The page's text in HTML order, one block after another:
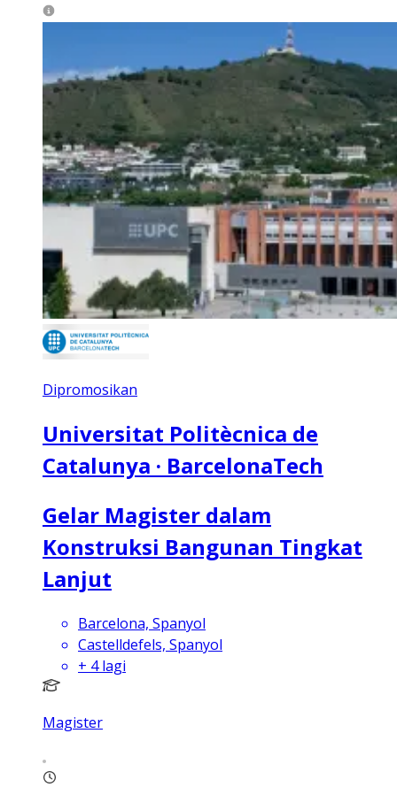
Dipromosikan
Universitat Politècnica de
Catalunya · BarcelonaTech
Gelar Magister dalam
Konstruksi Bangunan Tingkat
Lanjut
Barcelona, Spanyol
Castelldefels, Spanyol
+ 4 lagi
Magister